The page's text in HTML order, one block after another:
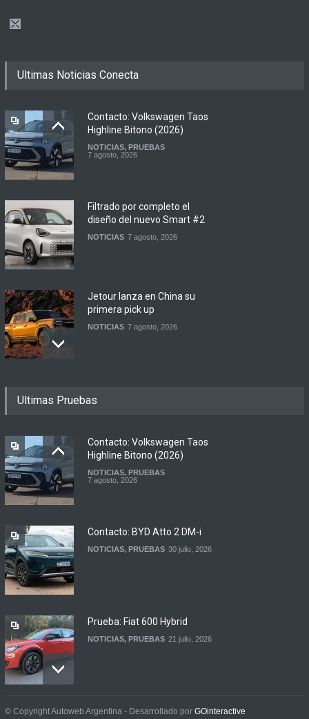
Ultimas Noticias Conecta
Contacto: Volkswagen Taos
Highline Bitono (2026)
NOTICIAS, PRUEBAS
7 agosto, 2026
Filtrado por completo el
diseño del nuevo Smart #2
NOTICIAS 7 agosto, 2026
Jetour lanza en China su
primera pick up
NOTICIAS 7 agosto, 2026
renovadas S2 y Skua 150 en
7 agosto, 2026
Argentina y Ecuador
Ultimas Pruebas
Contacto: Volkswagen Taos
Highline Bitono (2026)
NOTICIAS, PRUEBAS
7 agosto, 2026
Contacto: BYD Atto 2 DM-i
NOTICIAS, PRUEBAS 30 julio, 2026
Prueba: Fiat 600 Hybrid
NOTICIAS, PRUEBAS 21 julio, 2026
Prueba: BYD Song Pro GS
© Copyright Autoweb Argentina - Desarrollado por GOinteractive